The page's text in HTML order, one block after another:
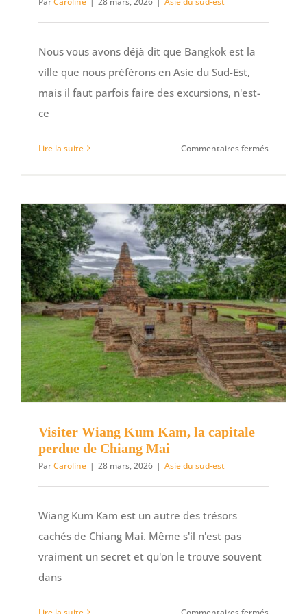
Nous vous avons déjà dit que Bangkok est la
ville que nous préférons en Asie du Sud-Est,
mais il faut parfois faire des excursions, n'est-
ce
Lire la suite Commentaires ferméssur
faire
à
en
une
journée
Visiter Wiang Kum Kam, la capitale
perdue de Chiang Mai
ParCaroline | 28 mars, 2026 | Asie du sud-est
Wiang Kum Kam est un autre des trésors
cachés de Chiang Mai. Même s'il n'est pas
vraiment un secret et qu'on le trouve souvent
dans
sur